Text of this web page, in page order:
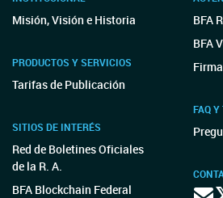
Misión, Visión e Historia
PRODUCTOS Y SERVICIOS
Tarifas de Publicación
SITIOS DE INTERÉS
Red de Boletines Oficiales
de la R. A.
BFA Blockchain Federal
BFA
BFA
FAQ Y